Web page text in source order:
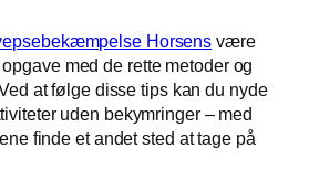
Horsens være
med de rette metoder og
at følge disse tips kan du nyde
uden bekymringer – med
finde et andet sted at tage på